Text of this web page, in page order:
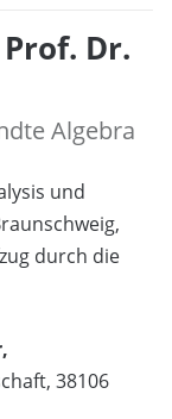
Dr.
Algebra
und
durch die
38106